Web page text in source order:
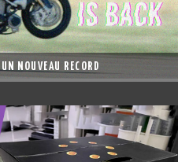
NOUVEAU RECORD